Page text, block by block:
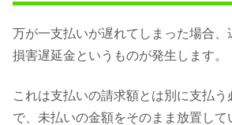
万が一支払いが遅れてしまった場合、
損害遅延金というものが発生します。
これは支払いの請求額とは別に支払
で、未払いの金額をそのまま放置し